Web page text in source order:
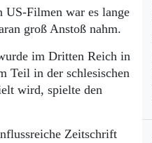
US-Filmen war es lange
groß Anstoß nahm.
im Dritten Reich in
Teil in der schlesischen
wird, spielte den
Zeitschrift